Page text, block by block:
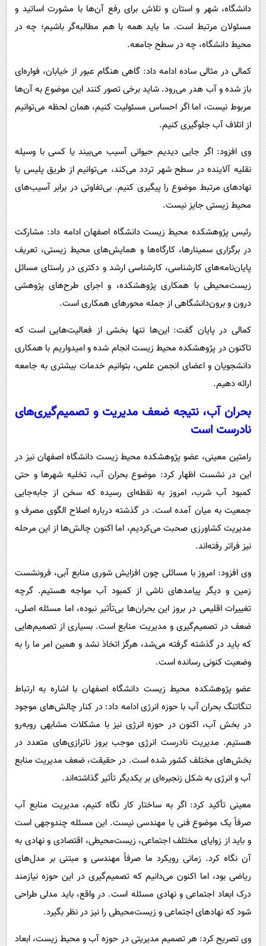
دانشگاه، شهر و استان و تلاش برای رفع آن‌ها با مشورت اساتید و
مسئولان مرتبط است. ما باید همه با هم مطالبه‌گر باشیم؛ چه در
محیط دانشگاه، چه در سطح جامعه.
کمالی در مثالی ساده ادامه داد: گاهی هنگام عبور از خیابان، فواره‌ای
باز شده و آب هدر می‌رود. شاید برخی تصور کنند این موضوع به آن‌ها
مربوط نیست، اما اگر احساس مسئولیت کنیم، همان لحظه می‌توانیم
از اتلاف آب جلوگیری کنیم.
وی افزود: اگر جایی دیدیم حیوانی آسیب می‌بیند یا کسی با وسیله
نقلیه آلاینده در سطح شهر تردد می‌کند، می‌توانیم از طریق پلیس یا
نهادهای مرتبط موضوع را پیگیری کنیم. بی‌تفاوتی در برابر آسیب‌های
محیط زیستی جایز نیست.
رئیس پژوهشکده محیط زیست دانشگاه اصفهان ادامه داد: مشارکت
در برگزاری سمینارها، کارگاه‌ها و همایش‌های محیط زیستی، تعریف
پایان‌نامه‌های کارشناسی، کارشناسی ارشد و دکتری در راستای مسائل
زیست‌محیطی با همکاری پژوهشکده، و اجرای طرح‌های پژوهشی
درون و برون‌دانشگاهی از جمله محورهای همکاری است.
کمالی در پایان گفت: این‌ها تنها بخشی از فعالیت‌هایی است که
تاکنون در پژوهشکده محیط زیست انجام شده و امیدواریم با همکاری
دانشجویان و اعضای انجمن علمی، بتوانیم خدمات بیشتری به جامعه
ارائه دهیم.
بحران آب، نتیجه ضعف مدیریت و تصمیم‌گیری‌های
نادرست است
رامتین معینی، عضو پژوهشکده محیط زیست دانشگاه اصفهان نیز در
این در نشست اظهار کرد: موضوع بحران آب، تخلیه شهرها و حتی
کمبود آب شرب، امروز به نقطه‌ای رسیده که سخن از جابه‌جایی
جمعیت به میان آمده است. در گذشته درباره اصلاح الگوی مصرف و
مدیریت کشاورزی صحبت می‌کردیم، اما اکنون چالش‌ها از این مرحله
نیز فراتر رفته‌اند.
وی افزود: امروز با مسائلی چون افزایش شوری منابع آبی، فرونشست
زمین و دیگر پیامدهای ناشی از کمبود آب مواجه هستیم. گرچه
تغییرات اقلیمی در بروز این بحران‌ها بی‌تأثیر نبوده، اما مسئله اصلی،
ضعف در تصمیم‌گیری و مدیریت منابع است. بسیاری از تصمیم‌هایی
که باید در گذشته گرفته می‌شد، هرگز اتخاذ نشد و همین امر ما را به
وضعیت کنونی رسانده است.
عضو پژوهشکده محیط زیست دانشگاه اصفهان با اشاره به ارتباط
تنگاتنگ بحران آب با حوزه انرژی ادامه داد: در کنار چالش‌های موجود
در بخش آب، اکنون در حوزه انرژی نیز با مشکلات مشابهی روبه‌رو
هستیم. مدیریت نادرست انرژی موجب بروز ناترازی‌های متعدد در
بخش‌های مختلف کشور شده است. در حقیقت، ضعف مدیریت منابع
آب و انرژی به شکل زنجیره‌ای بر یکدیگر تأثیر گذاشته‌اند.
معینی تأکید کرد: اگر به ساختار کار نگاه کنیم، مدیریت منابع آب
صرفاً یک موضوع فنی یا مهندسی نیست. این مسئله چندوجهی است
و باید از زوایای مختلف اجتماعی، زیست‌محیطی، اقتصادی و نهادی به
آن نگاه کرد. زمانی رویکرد ما صرفاً مهندسی و مبتنی بر مدل‌های
ریاضی بود، اما اکنون می‌دانیم که تصمیم‌گیری در این حوزه نیازمند
درک ابعاد اجتماعی و نهادی مسئله است. در واقع، باید مدلی طراحی
شود که نهادهای اجتماعی و زیست‌محیطی را نیز در نظر بگیرد.
وی تصریح کرد: هر تصمیم مدیریتی در حوزه آب و محیط زیست، ابعاد